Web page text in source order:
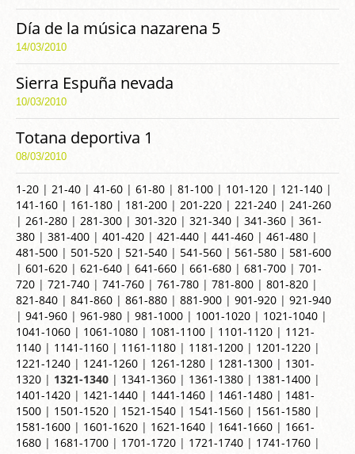
Día de la música nazarena 5
14/03/2010
Sierra Espuña nevada
10/03/2010
Totana deportiva 1
08/03/2010
1-20 | 21-40 | 41-60 | 61-80 | 81-100 | 101-120 | 121-140 |
141-160 | 161-180 | 181-200 | 201-220 | 221-240 | 241-260
| 261-280 | 281-300 | 301-320 | 321-340 | 341-360 | 361-
380 | 381-400 | 401-420 | 421-440 | 441-460 | 461-480 |
481-500 | 501-520 | 521-540 | 541-560 | 561-580 | 581-600
| 601-620 | 621-640 | 641-660 | 661-680 | 681-700 | 701-
720 | 721-740 | 741-760 | 761-780 | 781-800 | 801-820 |
821-840 | 841-860 | 861-880 | 881-900 | 901-920 | 921-940
| 941-960 | 961-980 | 981-1000 | 1001-1020 | 1021-1040 |
1041-1060 | 1061-1080 | 1081-1100 | 1101-1120 | 1121-
1140 | 1141-1160 | 1161-1180 | 1181-1200 | 1201-1220 |
1221-1240 | 1241-1260 | 1261-1280 | 1281-1300 | 1301-
1320 | 1321-1340 | 1341-1360 | 1361-1380 | 1381-1400 |
1401-1420 | 1421-1440 | 1441-1460 | 1461-1480 | 1481-
1500 | 1501-1520 | 1521-1540 | 1541-1560 | 1561-1580 |
1581-1600 | 1601-1620 | 1621-1640 | 1641-1660 | 1661-
1680 | 1681-1700 | 1701-1720 | 1721-1740 | 1741-1760 |